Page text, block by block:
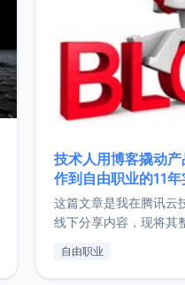
技术人用博客撬动
作到自由职业的11
这篇文章是我在腾讯云
线下分享内容，现将其
版，分享了写博客11年
通过博客过渡到做产品
的一个小故事。文中还
自由职业